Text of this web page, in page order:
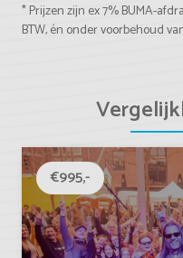
* Prijzen zijn ex 7% BUMA-
BTW, én onder voorbehoud
€995,-